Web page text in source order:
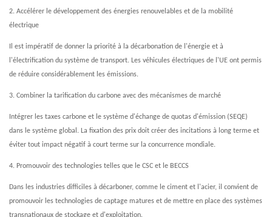
2. Accélérer le développement des énergies renouvelables et de la mobilité
électrique
Il est impératif de donner la priorité à la décarbonation de l'énergie et à
l'électrification du système de transport. Les véhicules électriques de l'UE ont permis
de réduire considérablement les émissions.
3. Combiner la tarification du carbone avec des mécanismes de marché
Intégrer les taxes carbone et le système d'échange de quotas d'émission (SEQE)
dans le système global. La fixation des prix doit créer des incitations à long terme et
éviter tout impact négatif à court terme sur la concurrence mondiale.
4. Promouvoir des technologies telles que le CSC et le BECCS
Dans les industries difficiles à décarboner, comme le ciment et l'acier, il convient de
promouvoir les technologies de captage matures et de mettre en place des systèmes
transnationaux de stockage et d'exploitation.